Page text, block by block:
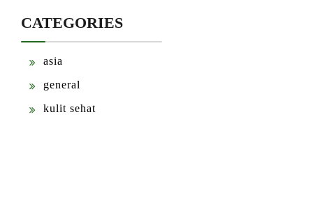
CATEGORIES
asia
general
kulit sehat